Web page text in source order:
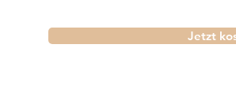
Jetzt